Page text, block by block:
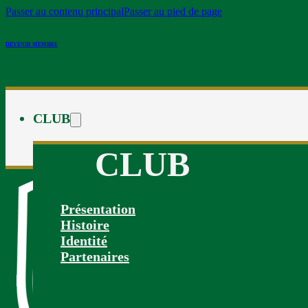
Passer au contenu principalPasser au pied de page
DEVENIR MEMBRE
CLUB
CLUB
Présentation
Histoire
Identité
Partenaires